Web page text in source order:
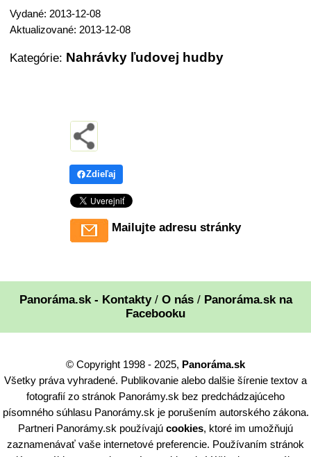
Vydané: 2013-12-08
Aktualizované: 2013-12-08
Kategórie: Nahrávky ľudovej hudby
Zdieľaj
Mailujte adresu stránky
Panoráma.sk - Kontakty/ O nás/ Panoráma.sk na
Facebooku
© Copyright 1998 - 2025, Panoráma.sk
Všetky práva vyhradené. Publikovanie alebo dalšie šírenie textov a
fotografií zo stránok Panorámy.sk bez predchádzajúceho
písomného súhlasu Panorámy.sk je porušením autorského zákona.
Partneri Panorámy.sk používajú cookies, ktoré im umožňujú
zaznamenávať vaše internetové preferencie. Používaním stránok